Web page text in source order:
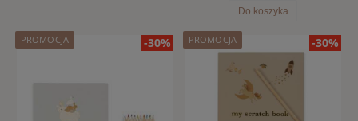
Do koszyka
-30%
PROMOCJA -30%
PROMOCJA